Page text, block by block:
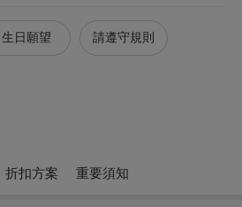
生日願望 請遵守規則
折扣方案 重要須知